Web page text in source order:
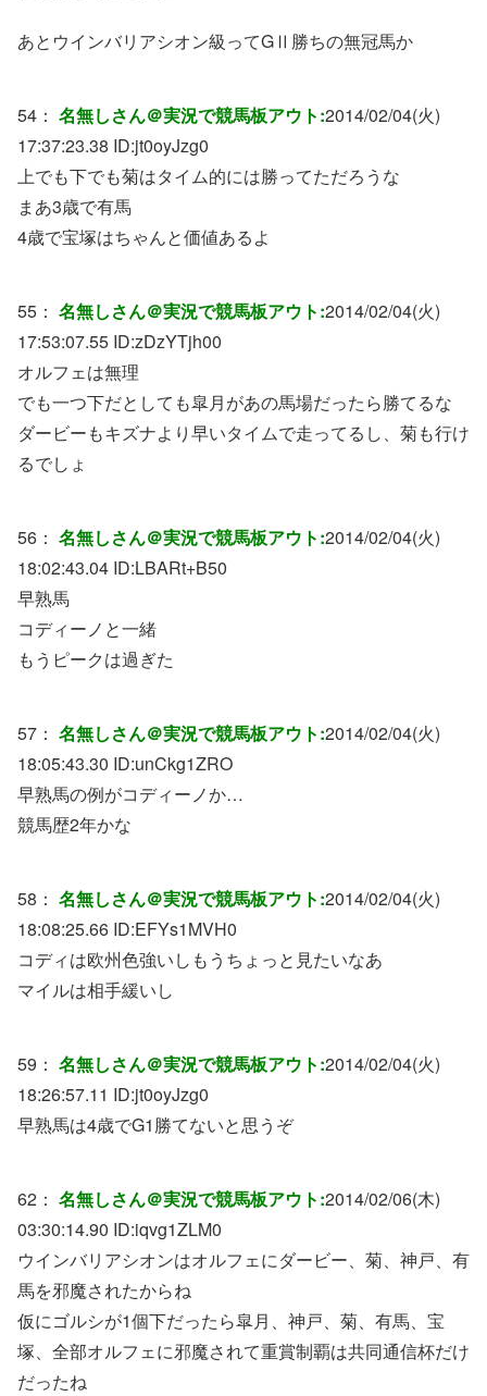
あとウインバリアシオン級ってGⅡ勝ちの無冠馬か
54： 名無しさん＠実況で競馬板アウト:2014/02/04(火)
17:37:23.38 ID:jt0oyJzg0
上でも下でも菊はタイム的には勝ってただろうな
まあ3歳で有馬
4歳で宝塚はちゃんと価値あるよ
55： 名無しさん＠実況で競馬板アウト:2014/02/04(火)
17:53:07.55 ID:zDzYTjh00
オルフェは無理
でも一つ下だとしても皐月があの馬場だったら勝てるな
ダービーもキズナより早いタイムで走ってるし、菊も行け
るでしょ
56： 名無しさん＠実況で競馬板アウト:2014/02/04(火)
18:02:43.04 ID:LBARt+B50
早熟馬
コディーノと一緒
もうピークは過ぎた
57： 名無しさん＠実況で競馬板アウト:2014/02/04(火)
18:05:43.30 ID:unCkg1ZRO
早熟馬の例がコディーノか…
競馬歴2年かな
58： 名無しさん＠実況で競馬板アウト:2014/02/04(火)
18:08:25.66 ID:EFYs1MVH0
コディは欧州色強いしもうちょっと見たいなあ
マイルは相手緩いし
59： 名無しさん＠実況で競馬板アウト:2014/02/04(火)
18:26:57.11 ID:jt0oyJzg0
早熟馬は4歳でG1勝てないと思うぞ
62： 名無しさん＠実況で競馬板アウト:2014/02/06(木)
03:30:14.90 ID:iqvg1ZLM0
ウインバリアシオンはオルフェにダービー、菊、神戸、有
馬を邪魔されたからね
仮にゴルシが1個下だったら皐月、神戸、菊、有馬、宝
塚、全部オルフェに邪魔されて重賞制覇は共同通信杯だけ
だったね